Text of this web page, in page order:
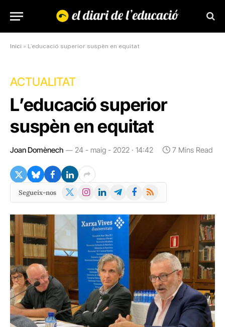
Inici » L’educació superior suspèn en equitat
ACTUALITAT
L’educació superior
suspèn en equitat
Joan Domènech 24 - maig - 2022 · 14:42 7 Mins Read
Segueix-nos
X
Instagram
LinkedInTelegramFacebook
RSS